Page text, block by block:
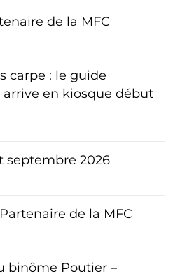
de la MFC
carpe : le guide
en kiosque début
septembre 2026
de la MFC
binôme Poutier –